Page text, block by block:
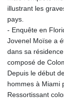
illustrant les
pays.
- Enquête en
Jovenel Moïse a
dans sa
composé de
Depuis le début
hommes à Miami
Ressortissant